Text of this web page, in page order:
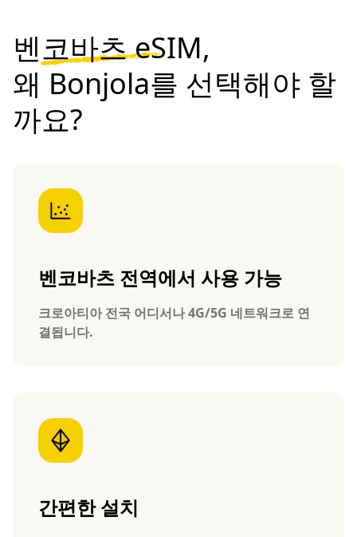
벤코바츠 eSIM,
왜 Bonjola를 선택해야 할
까요?
벤코바츠 전역에서 사용 가능
크로아티아 전국 어디서나 4G/5G 네트워크로 연
결됩니다.
간편한 설치